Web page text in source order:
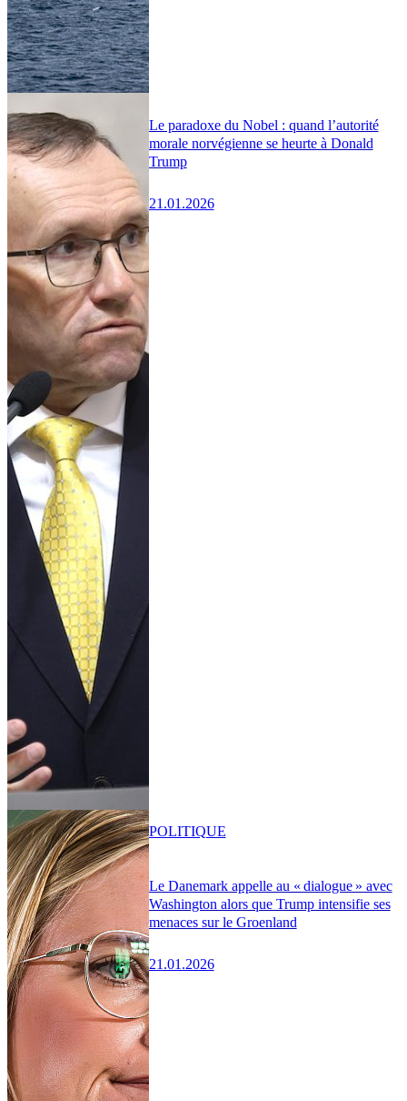
Le paradoxe du Nobel : quand l’autorité
morale norvégienne se heurte à Donald
Trump
21.01.2026
Le Danemark appelle au « dialogue » avec
Washington alors que Trump intensifie ses
menaces sur le Groenland
21.01.2026
POLITIQUE